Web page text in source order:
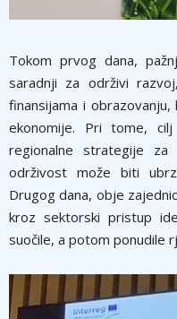
Tokom prvog dana,
saradnji za održivi
finansijama i obrazovanju,
ekonomije. Pri tome,
regionalne strategije
održivost može biti
Drugog dana, obje
kroz sektorski pristup
suočile, a potom ponudile